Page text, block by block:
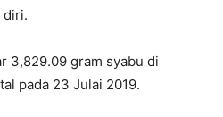
diri.
3,829.09 gram syabu di
pada 23 Julai 2019.